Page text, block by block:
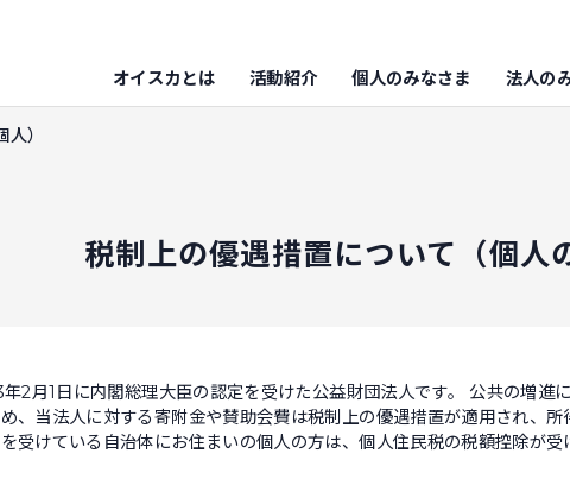
オイスカとは 活動紹介 個人のみなさま 法人の
）
税制上の優遇措置について（個人
2月1日に内閣総理大臣の認定を受けた公益財団法人です。 公共の増進
、当法人に対する寄附金や賛助会費は税制上の優遇措置が適用され、
受けている自治体にお住まいの個人の方は、個人住民税の税額控除が受